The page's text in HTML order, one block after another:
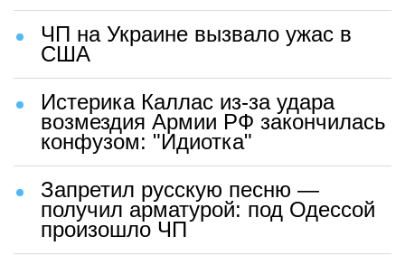
ЧП на Украине вызвало ужас в
США
Истерика Каллас из-за удара
возмездия Армии РФ закончилась
конфузом: "Идиотка"
Запретил русскую песню —
получил арматурой: под Одессой
произошло ЧП